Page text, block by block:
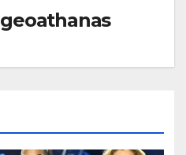
geoathanas